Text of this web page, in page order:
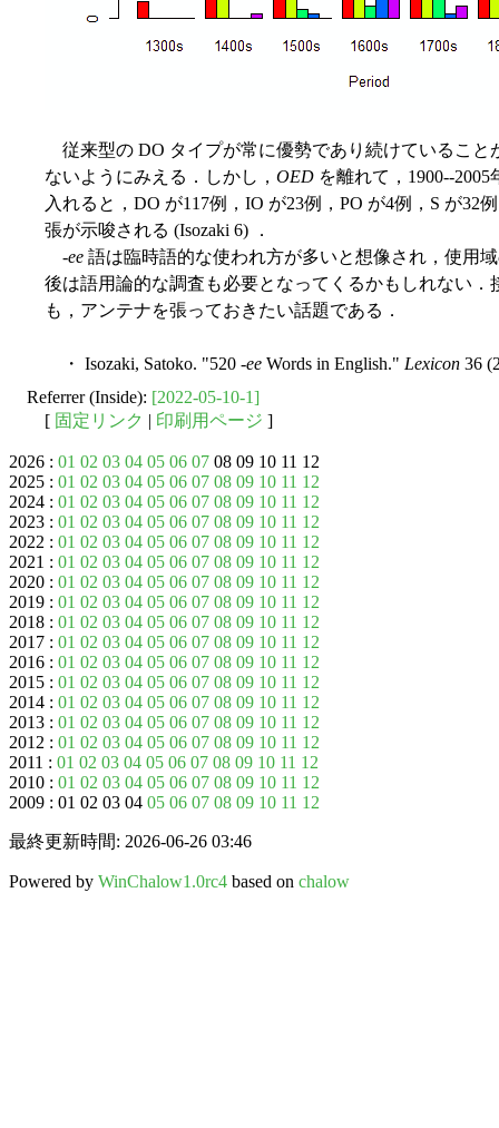
従来型の DO タイプが常に優勢であり続けていること
ないようにみえる．しかし， OED を離れて，1900--
入れると，DO が117例，IO が23例，PO が4例，S が32
張が示唆される (Isozaki 6) ．
-ee 語は臨時語的な使われ方が多いと想像され，使用
後は語用論的な調査も必要となってくるかもしれない．
も，アンテナを張っておきたい話題である．
・ Isozaki, Satoko. "520 -ee Words in English." Lexicon 36
Referrer (Inside): [2022-05-10-1]
[ 固定リンク | 印刷用ページ ]
2026 : 01 02 03 04 05 06 07 08 09 10 11 12
2025 : 01 02 03 04 05 06 07 08 09 10 11 12
2024 : 01 02 03 04 05 06 07 08 09 10 11 12
2023 : 01 02 03 04 05 06 07 08 09 10 11 12
2022 : 01 02 03 04 05 06 07 08 09 10 11 12
2021 : 01 02 03 04 05 06 07 08 09 10 11 12
2020 : 01 02 03 04 05 06 07 08 09 10 11 12
2019 : 01 02 03 04 05 06 07 08 09 10 11 12
2018 : 01 02 03 04 05 06 07 08 09 10 11 12
2017 : 01 02 03 04 05 06 07 08 09 10 11 12
2016 : 01 02 03 04 05 06 07 08 09 10 11 12
2015 : 01 02 03 04 05 06 07 08 09 10 11 12
2014 : 01 02 03 04 05 06 07 08 09 10 11 12
2013 : 01 02 03 04 05 06 07 08 09 10 11 12
2012 : 01 02 03 04 05 06 07 08 09 10 11 12
2011 : 01 02 03 04 05 06 07 08 09 10 11 12
2010 : 01 02 03 04 05 06 07 08 09 10 11 12
2009 : 01 02 03 04 05 06 07 08 09 10 11 12
最終更新時間: 2026-06-26 03:46
Powered by WinChalow1.0rc4 based on chalow